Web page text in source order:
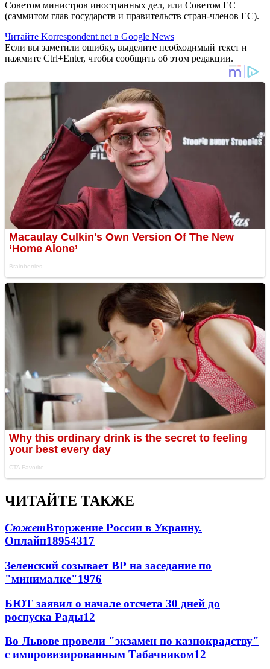
Советом министров иностранных дел, или Советом ЕС
(саммитом глав государств и правительств стран-членов ЕС).
Читайте Korrespondent.net в Google News
Если вы заметили ошибку, выделите необходимый текст и
нажмите Ctrl+Enter, чтобы сообщить об этом редакции.
ЧИТАЙТЕ ТАКЖЕ
СюжетВторжение России в Украину.
Онлайн18954317
Зеленский созывает ВР на заседание по
"минималке"1976
БЮТ заявил о начале отсчета 30 дней до
роспуска Рады12
Во Львове провели "экзамен по казнокрадству"
с импровизированным Табачником12